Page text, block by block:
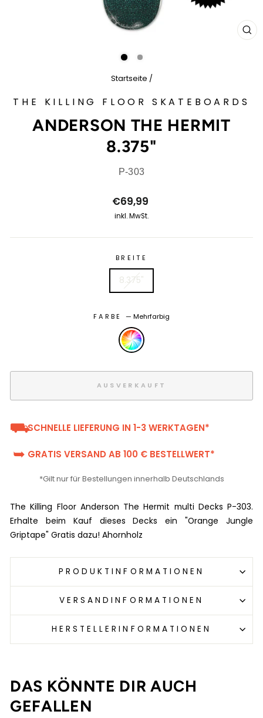
Startseite /
THE KILLING FLOOR SKATEBOARDS
ANDERSON THE HERMIT
8.375"
P-303
Normaler
Preis
€69,99
inkl. MwSt.
BREITE
8.375"
FARBE — Mehrfarbig
AUSVERKAUFT
⛟SCHNELLE LIEFERUNG IN 1-3 WERKTAGEN*
➥ GRATIS VERSAND AB 100 € BESTELLWERT*
*Gilt nur für Bestellungen innerhalb Deutschlands
The Killing Floor Anderson The Hermit multi Decks P-303.
Erhalte beim Kauf dieses Decks ein "Orange Jungle
Griptape" Gratis dazu! Ahornholz
PRODUKTINFORMATIONEN
VERSANDINFORMATIONEN
HERSTELLERINFORMATIONEN
DAS KÖNNTE DIR AUCH
GEFALLEN